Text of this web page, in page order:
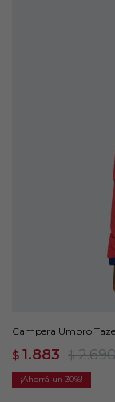
Campera Umbro
$ 1.883 $
30